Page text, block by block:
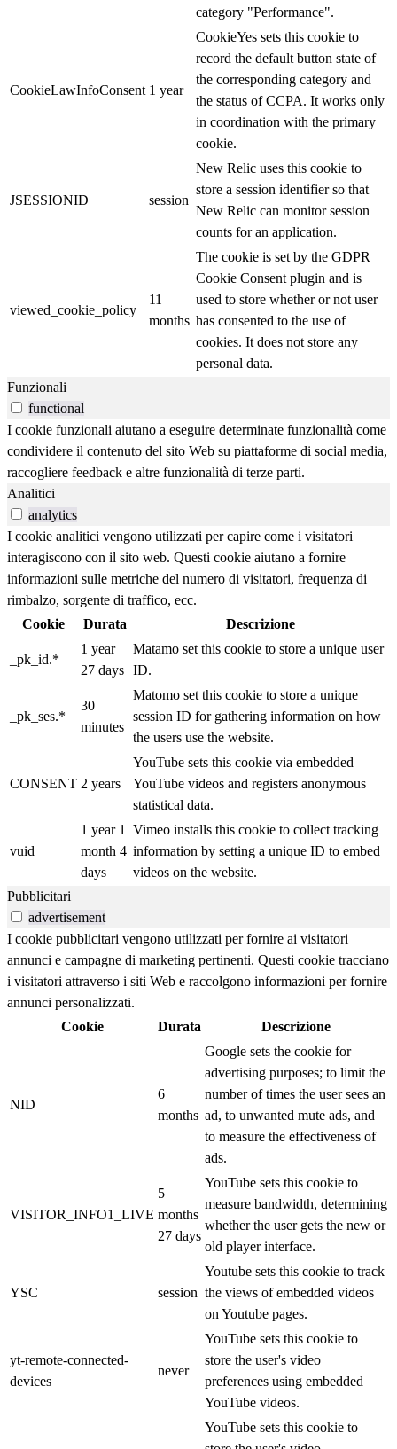
category "Performance".
CookieLawInfoConsent 1 year
CookieYes sets this cookie to
record the default button state of
the corresponding category and
the status of CCPA. It works only
in coordination with the primary
cookie.
JSESSIONID session
New Relic uses this cookie to
store a session identifier so that
New Relic can monitor session
counts for an application.
viewed_cookie_policy
11
months
The cookie is set by the GDPR
Cookie Consent plugin and is
used to store whether or not user
has consented to the use of
cookies. It does not store any
personal data.
Funzionali
functional
I cookie funzionali aiutano a eseguire determinate funzionalità come
condividere il contenuto del sito Web su piattaforme di social media,
raccogliere feedback e altre funzionalità di terze parti.
Analitici
analytics
I cookie analitici vengono utilizzati per capire come i visitatori
interagiscono con il sito web. Questi cookie aiutano a fornire
informazioni sulle metriche del numero di visitatori, frequenza di
rimbalzo, sorgente di traffico, ecc.
Cookie
Durata Descrizione
_pk_id.*
1 year
27 days
Matamo set this cookie to store a unique user
ID.
_pk_ses.*
30
minutes
Matomo set this cookie to store a unique
session ID for gathering information on how
the users use the website.
CONSENT 2 years
YouTube sets this cookie via embedded
YouTube videos and registers anonymous
statistical data.
vuid
1 year 1
month 4
days
Vimeo installs this cookie to collect tracking
information by setting a unique ID to embed
videos on the website.
Pubblicitari
advertisement
I cookie pubblicitari vengono utilizzati per fornire ai visitatori
annunci e campagne di marketing pertinenti. Questi cookie tracciano
i visitatori attraverso i siti Web e raccolgono informazioni per fornire
annunci personalizzati.
Cookie
Durata Descrizione
NID
6
months
Google sets the cookie for
advertising purposes; to limit the
number of times the user sees an
ad, to unwanted mute ads, and
to measure the effectiveness of
ads.
VISITOR_INFO1_LIVE
5
months
27 days
YouTube sets this cookie to
measure bandwidth, determining
whether the user gets the new or
old player interface.
YSC session
Youtube sets this cookie to track
the views of embedded videos
on Youtube pages.
yt-remote-connected-
devices
never
YouTube sets this cookie to
store the user's video
preferences using embedded
YouTube videos.
YouTube sets this cookie to